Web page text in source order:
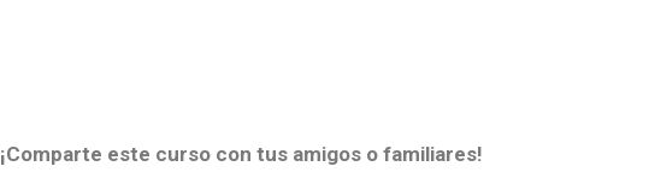
¡Comparte este curso con tus amigos o familiares!